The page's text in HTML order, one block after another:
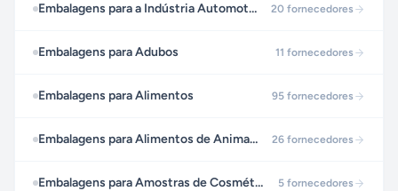
Embalagens para a Indústria Automotiva 20 fornecedores
Embalagens para Adubos 11 fornecedores
Embalagens para Alimentos 95 fornecedores
Embalagens para Alimentos de Animais Domésticos 26 fornecedores
Embalagens para Amostras de Cosméticos 5 fornecedores